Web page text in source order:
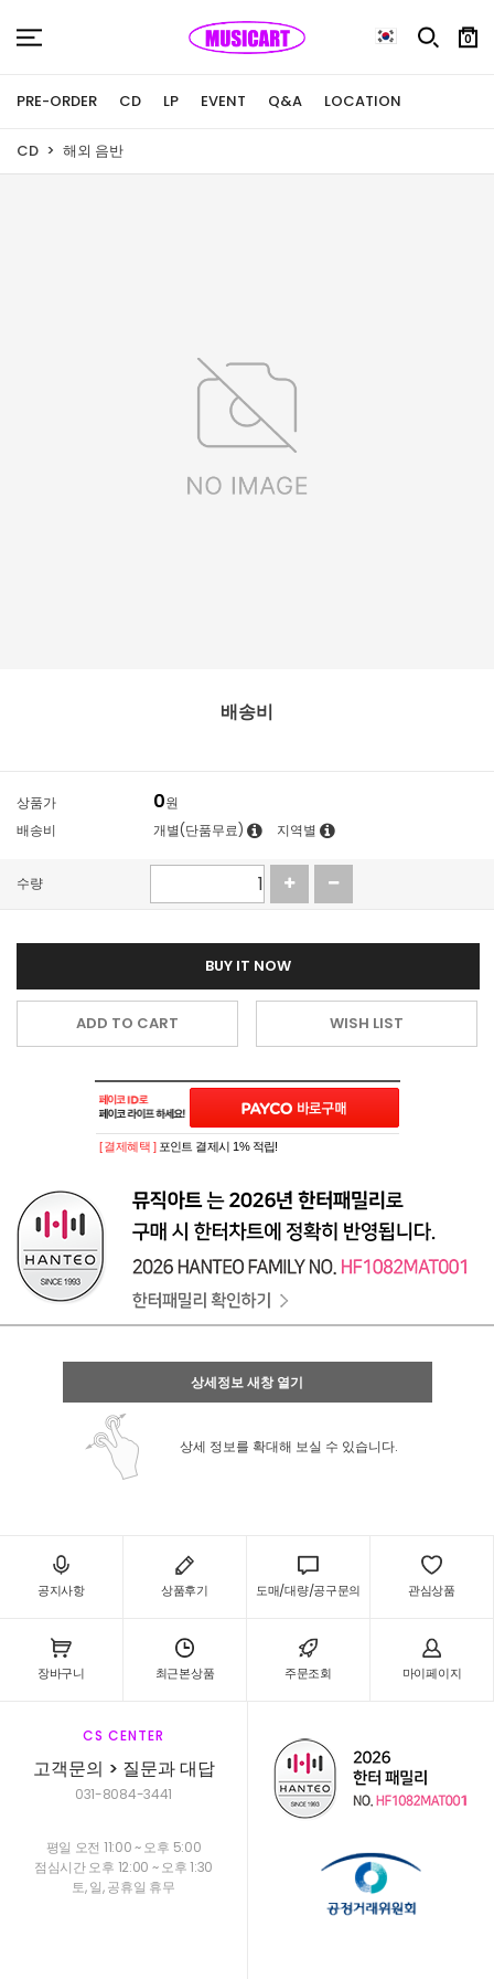
0
PRE-ORDER CD LP EVENT Q&A LOCATION
CD 해외 음반
배송비
상품가 0원
배송비
개별(단품무료) 지역별
수량
BUY IT NOW
ADD TO CART WISH LIST
페이코 ID로 페
PAYCO 바로구매
[ 결제혜택 ] 포인트 결제시 1% 적립!
상세정보 새창 열기
상세 정보를 확대해 보실 수 있습니다.
공지사항 상품후기 도매/대량/공구문의 관심상품
장바구니 최근본상품 주문조회 마이페이지
CS CENTER
고객문의 > 질문과 대답
031-8084-3441
평일 오전 11:00 ~ 오후 5:00
점심시간 오후 12:00 ~ 오후 1:30
토, 일, 공휴일 휴무